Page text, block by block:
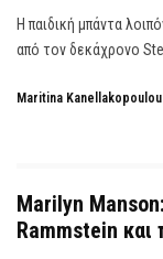
Η παιδική μπάντα
από τον δεκάχρονο
Maritina Kanellakopoulou
Marilyn
Rammstein και